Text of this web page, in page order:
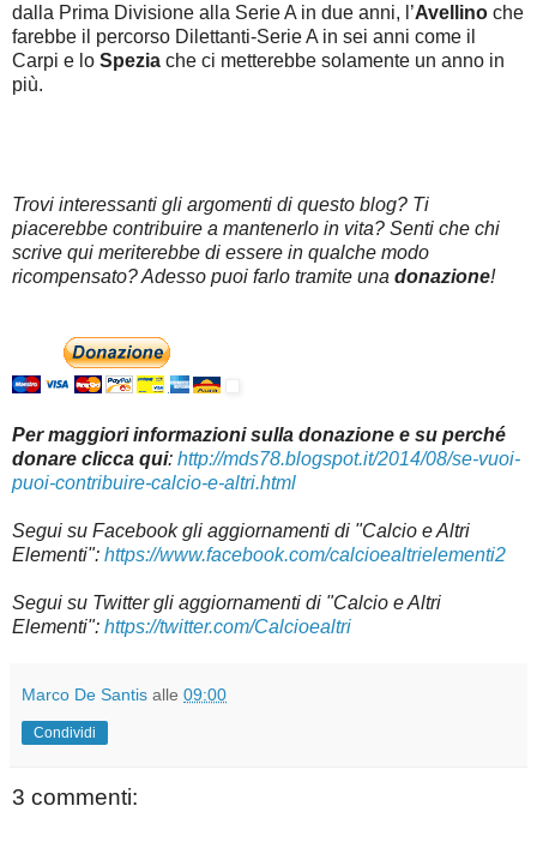
dalla Prima Divisione alla Serie A in due anni, l’Avellino che
farebbe il percorso Dilettanti-Serie A in sei anni come il
Carpi e lo Spezia che ci metterebbe solamente un anno in
più.
Trovi interessanti gli argomenti di questo blog? Ti
piacerebbe contribuire a mantenerlo in vita? Senti che chi
scrive qui meriterebbe di essere in qualche modo
ricompensato? Adesso puoi farlo tramite una donazione!
Per maggiori informazioni sulla donazione e su perché
donare clicca qui: http://mds78.blogspot.it/2014/08/se-vuoi-
puoi-contribuire-calcio-e-altri.html
Segui su Facebook gli aggiornamenti di "Calcio e Altri
Elementi": https://www.facebook.com/calcioealtrielementi2
Segui su Twitter gli aggiornamenti di "Calcio e Altri
Elementi": https://twitter.com/Calcioealtri
Marco De Santis alle 09:00
Condividi
3 commenti: